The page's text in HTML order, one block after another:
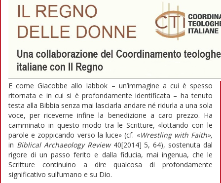
E come Giacobbe allo Iabbok – un’immagine a cui è spesso
ritornata e in cui si è profondamente identificata – ha tenuto
testa alla Bibbia senza mai lasciarla andare né ridurla a una sola
voce, per riceverne infine la benedizione a caro prezzo. Ha
camminato in questo modo tra le Scritture, «lottando con le
parole e zoppicando verso la luce» (cf. «Wrestling with Faith»,
in Biblical Archaeology Review40[2014] 5, 64), sostenuta dal
rigore di un passo ferito e dalla fiducia, mai ingenua, che le
Scritture continuino a dire qualcosa di profondamente
significativo sull’umano e su Dio.